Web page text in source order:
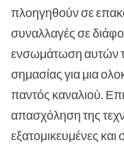
πλοηγηθούν σε
συναλλαγές σε
ενσωμάτωση αυτών
σημασίας για μια
παντός καναλιού.
απασχόληση της
εξατομικευμένες